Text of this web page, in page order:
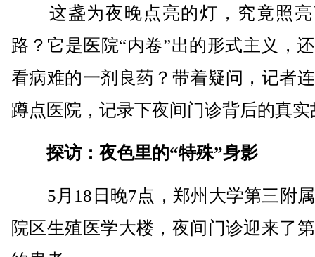
这盏为夜晚点亮的灯，究竟照亮
路？它是医院“内卷”出的形式主义，
看病难的一剂良药？带着疑问，记者
蹲点医院，记录下夜间门诊背后的真实
探访：夜色里的“特殊”身影
5月18日晚7点，郑州大学第三附
院区生殖医学大楼，夜间门诊迎来了